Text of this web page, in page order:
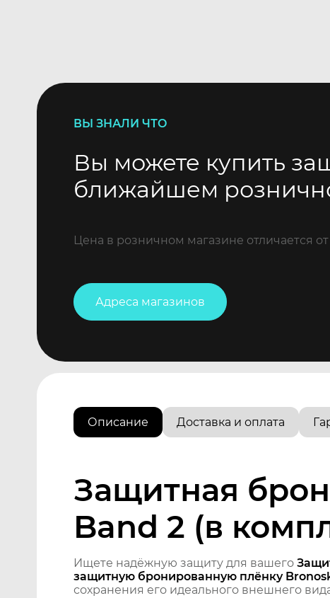
ВЫ ЗНАЛИ ЧТО
Вы можете купить
ближайшем
Цена в розничном магазине отличается
Адреса магазинов
Описание Доставка и оплата
Защитная
Band 2 (в
Ищете надёжную защиту для вашего
защитную бронированную плёнку
сохранения его идеального внешнего